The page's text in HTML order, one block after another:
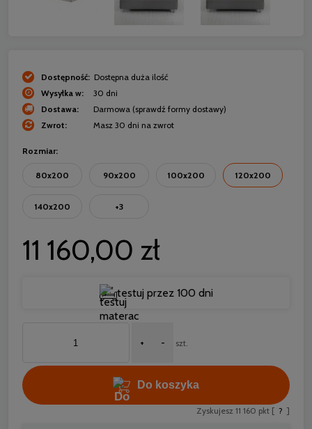
Dostępność: Dostępna duża ilość
Wysyłka w:
30 dni
Dostawa:
Darmowa (sprawdź formy dostawy)
Zwrot:
Masz 30 dni na zwrot
Rozmiar:
80x200 90x200 100x200 120x200
140x200 +3
11 160,00 zł
testuj przez 100 dni
+ - szt.
Do koszyka
Zyskujesz 11 160 pkt [ ? ]